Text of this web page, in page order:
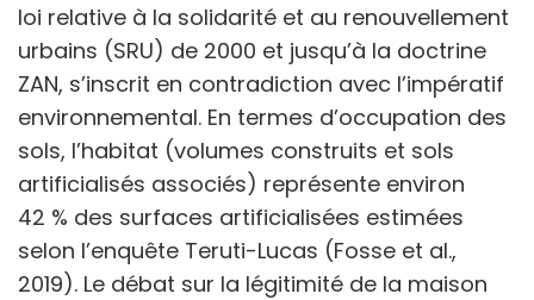
loi relative à la solidarité et au renouvellement
urbains (SRU) de 2000 et jusqu’à la doctrine
ZAN, s’inscrit en contradiction avec l’impératif
environnemental. En termes d’occupation des
sols, l’habitat (volumes construits et sols
artificialisés associés) représente environ
42 % des surfaces artificialisées estimées
selon l’enquête Teruti-Lucas (Fosse et al.,
2019). Le débat sur la légitimité de la maison